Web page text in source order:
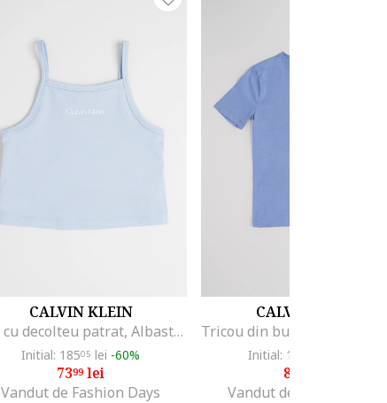
CALVIN KLEIN
Top cu decolteu patrat, Albastru deschis
Initial: 18505 lei -60%
7399lei
Vandut de Fashion Days
CALVIN KLEIN
Initial: 106
85
Vandut de Fashion Days